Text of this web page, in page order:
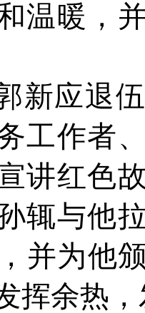
温暖，
新应退
工作者
讲红色
辄与他
并为他
挥余热